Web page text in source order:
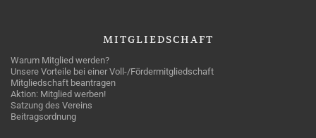
MITGLIEDSCHAFT
Warum Mitglied werden?
Unsere Vorteile bei einer Voll-/Fördermitgliedschaft
Mitgliedschaft beantragen
Aktion: Mitglied werben!
Satzung des Vereins
Beitragsordnung